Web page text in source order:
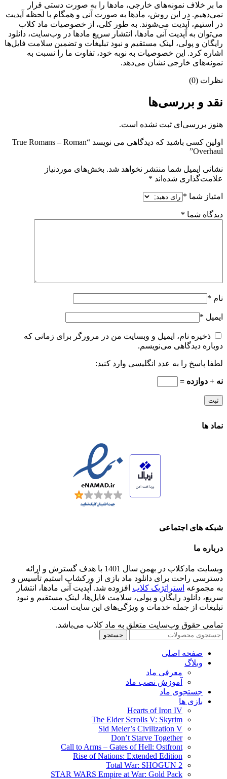
ما بر خلاف نمونه‌های خارجی، مادها را به صورت دستی قرار
نمی‌دهیم. در این روش، مادها به صورت آنی و همگام با لحظه آپدیت
در استیم، آپدیت می‌شوند. به طور کلی، از خصوصیات ماد کلاب
می‌‌توان به آپدیت آنی مادها، انتشار سریع مادها در وب‌سایت، دانلود
رایگان و پولی، لینک مستقیم و نبود تبلیغات و تضمین سلامت فایل‌ها
اشاره کرد. این خصوصیات به نوبه خود، تفاوت ما را نسبت به
نمونه‌های خارجی نشان می‌دهد.
نظرات (0)
نقد و بررسی‌ها
هنوز بررسی‌ای ثبت نشده است.
اولین کسی باشید که دیدگاهی می نویسد “True Romans – Roman
Overhaul”
نشانی ایمیل شما منتشر نخواهد شد. بخش‌های موردنیاز
علامت‌گذاری شده‌اند *
امتیاز شما *
دیدگاه شما *
نام *
ایمیل *
ذخیره نام، ایمیل و وبسایت من در مرورگر برای زمانی که
دوباره دیدگاهی می‌نویسم.
لطفا پاسخ را به عدد انگلیسی وارد کنید:
نه + دوازده =
نماد ها
شبکه های اجتماعی
درباره ما
وبسایت مادکلاب در بهمن سال 1401 با هدف گسترش و ارائه
دسترسی راحت برای دانلود ماد بازی از ورکشاپ استیم تأسیس و
به مجموعه استراتژیک کلاب افزوده شد. آپدیت آنی مادها، انتشار
سریع، دانلود رایگان و پولی، سلامت فایل‌ها، لینک مستقیم و نبود
تبلیغات از جمله خدمات و ویژگی‌های این سایت است.
تمامی حقوق وب‌سایت متعلق به ماد کلاب می‌باشد.
جستجو
صفحه اصلی
وبلاگ
معرفی ماد
آموزش نصب ماد
جستجوی ماد
بازی ها
Hearts of Iron IV
The Elder Scrolls V: Skyrim
Sid Meier’s Civilization V
Don’t Starve Together
Call to Arms – Gates of Hell: Ostfront
Rise of Nations: Extended Edition
Total War: SHOGUN 2
STAR WARS Empire at War: Gold Pack